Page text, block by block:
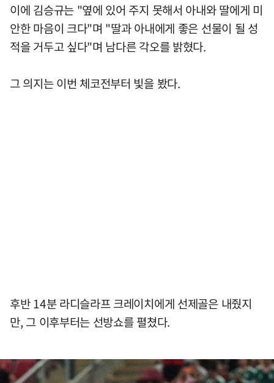
이에 김승규는 "옆에 있어 주지 못해서 아내와 딸에게 미
안한 마음이 크다"며 "딸과 아내에게 좋은 선물이 될 성
적을 거두고 싶다"며 남다른 각오를 밝혔다.
그 의지는 이번 체코전부터 빛을 봤다.
후반 14분 라디슬라프 크레이치에게 선제골은 내줬지
만, 그 이후부터는 선방쇼를 펼쳤다.